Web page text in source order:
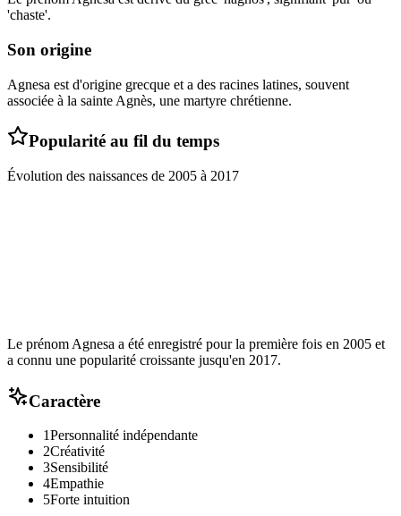
'chaste'.
Son origine
Agnesa est d'origine grecque et a des racines latines, souvent
associée à la sainte Agnès, une martyre chrétienne.
Popularité au fil du temps
Évolution des naissances de 2005 à 2017
Le prénom Agnesa a été enregistré pour la première fois en 2005 et
a connu une popularité croissante jusqu'en 2017.
Caractère
1Personnalité indépendante
2Créativité
3Sensibilité
4Empathie
5Forte intuition